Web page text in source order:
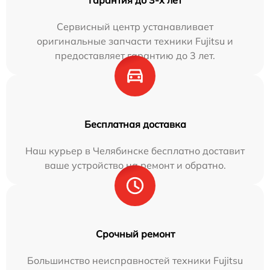
Сервисный центр устанавливает
оригинальные запчасти техники Fujitsu и
предоставляет гарантию до 3 лет.
Бесплатная доставка
Наш курьер в Челябинске бесплатно доставит
ваше устройство на ремонт и обратно.
Срочный ремонт
Большинство неисправностей техники Fujitsu